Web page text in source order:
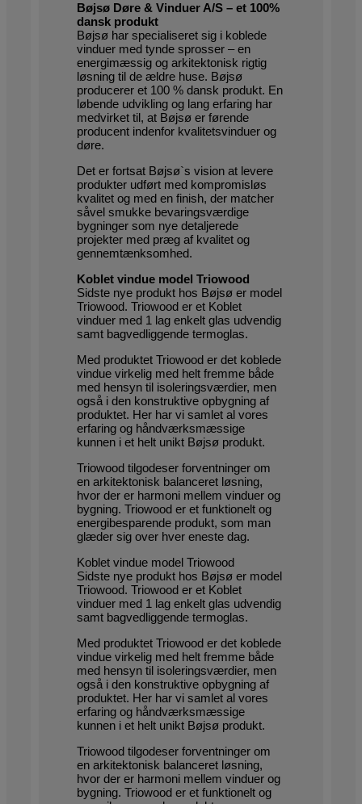
Bøjsø Døre & Vinduer A/S – et 100%
dansk produkt
Bøjsø har specialiseret sig i koblede
vinduer med tynde sprosser – en
energimæssig og arkitektonisk rigtig
løsning til de ældre huse. Bøjsø
producerer et 100 % dansk produkt. En
løbende udvikling og lang erfaring har
medvirket til, at Bøjsø er førende
producent indenfor kvalitetsvinduer og
døre.
Det er fortsat Bøjsø`s vision at levere
produkter udført med kompromisløs
kvalitet og med en finish, der matcher
såvel smukke bevaringsværdige
bygninger som nye detaljerede
projekter med præg af kvalitet og
gennemtænksomhed.
Koblet vindue model Triowood
Sidste nye produkt hos Bøjsø er model
Triowood. Triowood er et Koblet
vinduer med 1 lag enkelt glas udvendig
samt bagvedliggende termoglas.
Med produktet Triowood er det koblede
vindue virkelig med helt fremme både
med hensyn til isoleringsværdier, men
også i den konstruktive opbygning af
produktet. Her har vi samlet al vores
erfaring og håndværksmæssige
kunnen i et helt unikt Bøjsø produkt.
Triowood tilgodeser forventninger om
en arkitektonisk balanceret løsning,
hvor der er harmoni mellem vinduer og
bygning. Triowood er et funktionelt og
energibesparende produkt, som man
glæder sig over hver eneste dag.
Koblet vindue model Triowood
Sidste nye produkt hos Bøjsø er model
Triowood. Triowood er et Koblet
vinduer med 1 lag enkelt glas udvendig
samt bagvedliggende termoglas.
Med produktet Triowood er det koblede
vindue virkelig med helt fremme både
med hensyn til isoleringsværdier, men
også i den konstruktive opbygning af
produktet. Her har vi samlet al vores
erfaring og håndværksmæssige
kunnen i et helt unikt Bøjsø produkt.
Triowood tilgodeser forventninger om
en arkitektonisk balanceret løsning,
hvor der er harmoni mellem vinduer og
bygning. Triowood er et funktionelt og